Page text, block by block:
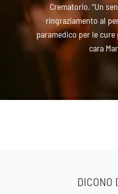
Crematorio. “Un
ringraziamento al
paramedico per le
cara
DICONO